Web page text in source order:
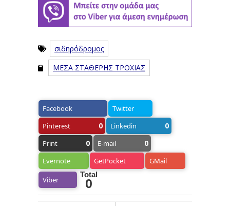
σιδηρόδρομος
ΜΕΣΑ ΣΤΑΘΕΡΗΣ ΤΡΟΧΙΑΣ
Facebook
Twitter
Pinterest
0 Linkedin 0
Print 0 E-mail 0
Evernote GetPocket GMail
Viber
Total
0